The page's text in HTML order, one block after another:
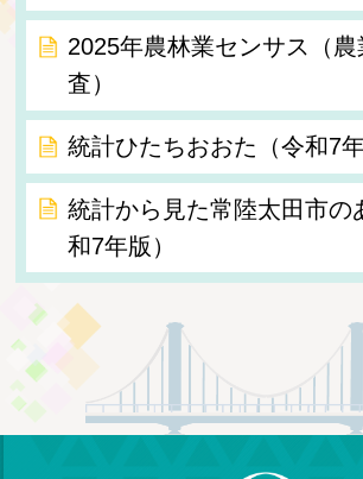
2025年農林業センサス（農
査）
統計ひたちおおた（令和7年
統計から見た常陸太田市の
和7年版）